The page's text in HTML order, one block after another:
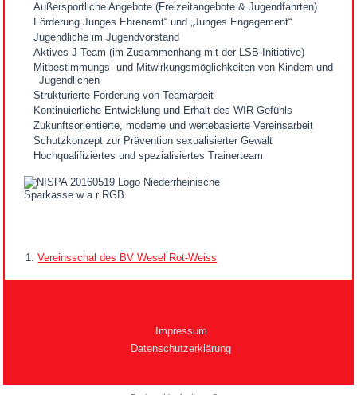
Außersportliche Angebote (Freizeitangebote & Jugendfahrten)
Förderung Junges Ehrenamt“ und „Junges Engagement“
Jugendliche im Jugendvorstand
Aktives J-Team (im Zusammenhang mit der LSB-Initiative)
Mitbestimmungs- und Mitwirkungsmöglichkeiten von Kindern und
Jugendlichen
Strukturierte Förderung von Teamarbeit
Kontinuierliche Entwicklung und Erhalt des WIR-Gefühls
Zukunftsorientierte, moderne und wertebasierte Vereinsarbeit
Schutzkonzept zur Prävention sexualisierter Gewalt
Hochqualifiziertes und spezialisiertes Trainerteam
Vereinsschal des BV Wesel Rot-Weiss
Impressum
Datenschutzerklärung